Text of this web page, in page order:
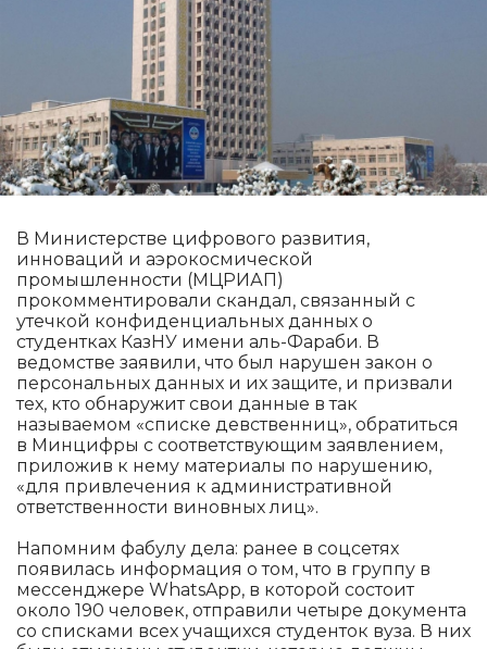
В Министерстве цифрового развития,
инноваций и аэрокосмической
промышленности (МЦРИАП)
прокомментировали скандал, связанный с
утечкой конфиденциальных данных о
студентках КазНУ имени аль-Фараби. В
ведомстве заявили, что был нарушен закон о
персональных данных и их защите, и призвали
тех, кто обнаружит свои данные в так
называемом «списке девственниц», обратиться
в Минцифры с соответствующим заявлением,
приложив к нему материалы по нарушению,
«для привлечения к административной
ответственности виновных лиц».
Напомним фабулу дела: ранее в соцсетях
появилась информация о том, что в группу в
мессенджере WhatsApp, в которой состоит
около 190 человек, отправили четыре документа
со списками всех учащихся студенток вуза. В них